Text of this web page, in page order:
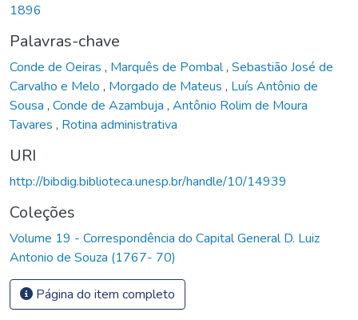
1896
Palavras-chave
Conde de Oeiras , Marquês de Pombal, Sebastião José de
Carvalho e Melo , Morgado de Mateus , Luís Antônio de
Sousa , Conde de Azambuja , Antônio Rolim de Moura
Tavares , Rotina administrativa
URI
http://bibdig.biblioteca.unesp.br/handle/10/14939
Coleções
Volume 19 - Correspondência do Capital General D. Luiz
Antonio de Souza (1767- 70)
Página do item completo